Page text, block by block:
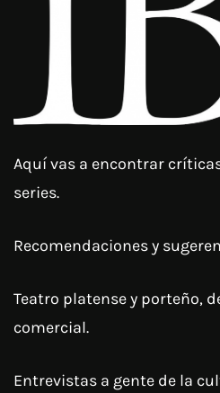
Aquí vas a encontrar
series.
Recomendaciones y
Teatro platense y porteño,
comercial.
Entrevistas a gente de la